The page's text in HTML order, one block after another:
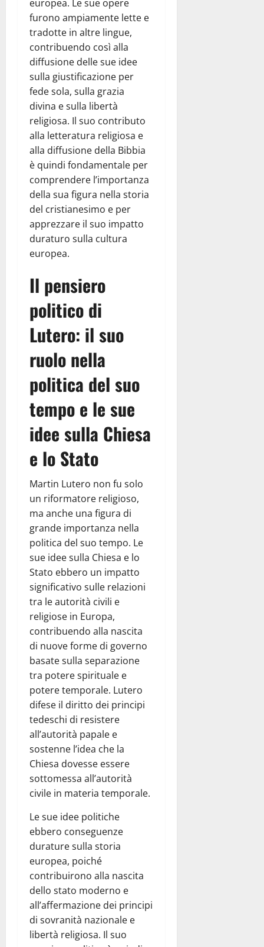
europea. Le sue opere
furono ampiamente lette e
tradotte in altre lingue,
contribuendo così alla
diffusione delle sue idee
sulla giustificazione per
fede sola, sulla grazia
divina e sulla libertà
religiosa. Il suo contributo
alla letteratura religiosa e
alla diffusione della Bibbia
è quindi fondamentale per
comprendere l’importanza
della sua figura nella storia
del cristianesimo e per
apprezzare il suo impatto
duraturo sulla cultura
europea.
Il pensiero
politico di
Lutero: il suo
ruolo nella
politica del suo
tempo e le sue
idee sulla Chiesa
e lo Stato
Martin Lutero non fu solo
un riformatore religioso,
ma anche una figura di
grande importanza nella
politica del suo tempo. Le
sue idee sulla Chiesa e lo
Stato ebbero un impatto
significativo sulle relazioni
tra le autorità civili e
religiose in Europa,
contribuendo alla nascita
di nuove forme di governo
basate sulla separazione
tra potere spirituale e
potere temporale. Lutero
difese il diritto dei principi
tedeschi di resistere
all’autorità papale e
sostenne l’idea che la
Chiesa dovesse essere
sottomessa all’autorità
civile in materia temporale.
Le sue idee politiche
ebbero conseguenze
durature sulla storia
europea, poiché
contribuirono alla nascita
dello stato moderno e
all’affermazione dei principi
di sovranità nazionale e
libertà religiosa. Il suo